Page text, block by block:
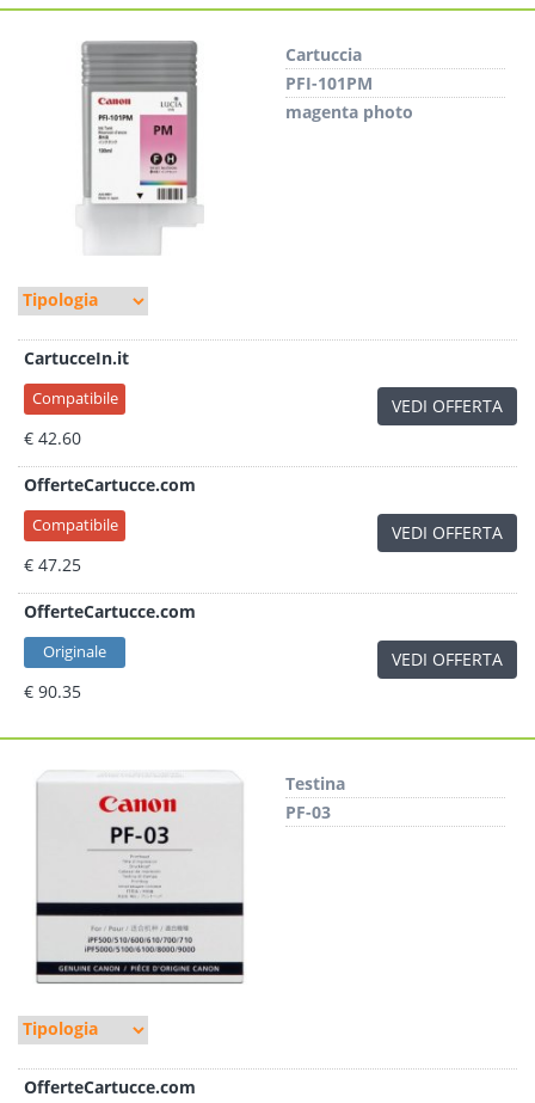
Cartuccia
PFI-101PM
magenta photo
CartucceIn.it
Compatibile
€ 42.60
VEDI OFFERTA
OfferteCartucce.com
Compatibile
€ 47.25
VEDI OFFERTA
OfferteCartucce.com
Originale
€ 90.35
VEDI OFFERTA
Testina
PF-03
OfferteCartucce.com